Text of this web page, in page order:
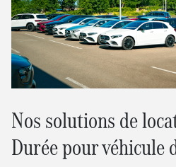
Nos solutions de
Durée pour véhicule